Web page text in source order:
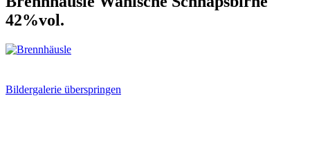
42%vol.
Bildergalerie überspringen